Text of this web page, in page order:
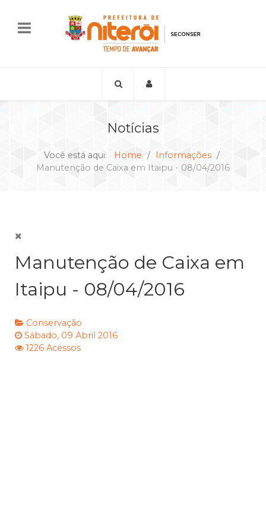
Notícias
Você está aqui: Home
Informações
Manutenção de Caixa em Itaipu - 08/04/2016
Manutenção de Caixa em
Itaipu - 08/04/2016
Conservação
Sábado, 09 Abril 2016
1226 Acessos